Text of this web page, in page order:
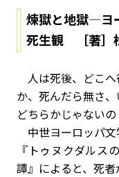
煉獄と地獄―ヨ
死生観 ［著］
人は死後、どこ
か、死んだら無さ
どちらかじゃないの
中世ヨーロッパ
『トゥヌクダルス
譚』によると、死